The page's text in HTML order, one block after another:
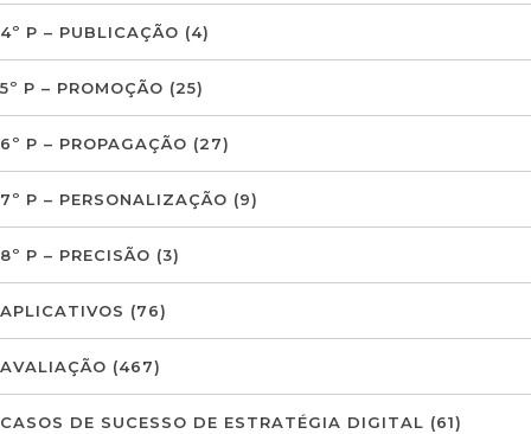
4º P – PUBLICAÇÃO (4)
5º P – PROMOÇÃO (25)
6º P – PROPAGAÇÃO (27)
7º P – PERSONALIZAÇÃO (9)
8º P – PRECISÃO (3)
APLICATIVOS (76)
AVALIAÇÃO (467)
CASOS DE SUCESSO DE ESTRATÉGIA DIGITAL (61)